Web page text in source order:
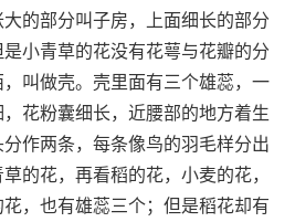
的部分叫子房，上面细长的部分
小青草的花没有花萼与花瓣的分
叫做壳。壳里面有三个雄蕊，一
花粉囊细长，近腰部的地方着生
作两条，每条像鸟的羽毛样分出
的花，再看稻的花，小麦的花，
，也有雄蕊三个；但是稻花却有